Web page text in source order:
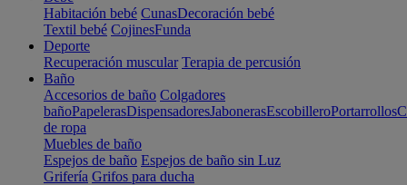
Habitación bebé CunasDecoración bebé
Textil bebé CojinesFunda
Deporte
Recuperación muscular Terapia de percusión
Baño
Accesorios de baño Colgadores
bañoPapelerasDispensadoresJabonerasEscobilleroPortarrollos
de ropa
Muebles de baño
Espejos de baño Espejos de baño sin Luz
Grifería Grifos para ducha